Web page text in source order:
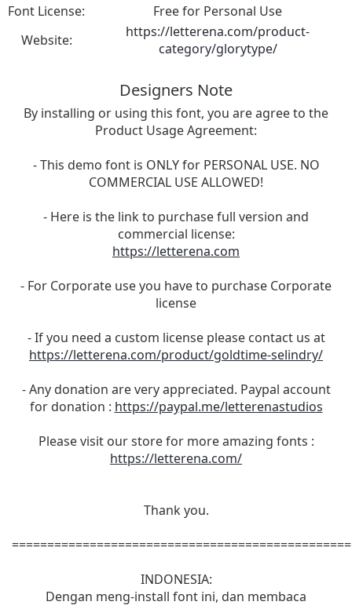
Font License:
Free for Personal Use
Website:
https://letterena.com/product-
category/glorytype/
Designers Note
By installing or using this font, you are agree to the
Product Usage Agreement:
- This demo font is ONLY for PERSONAL USE. NO
COMMERCIAL USE ALLOWED!
- Here is the link to purchase full version and
commercial license:
https://letterena.com
- For Corporate use you have to purchase Corporate
license
- If you need a custom license please contact us at
https://letterena.com/product/goldtime-selindry/
- Any donation are very appreciated. Paypal account
for donation : https://paypal.me/letterenastudios
Please visit our store for more amazing fonts :
https://letterena.com/
Thank you.
INDONESIA:
Dengan meng-install font ini, dan membaca